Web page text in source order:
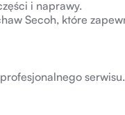
i naprawy.
Secoh, które